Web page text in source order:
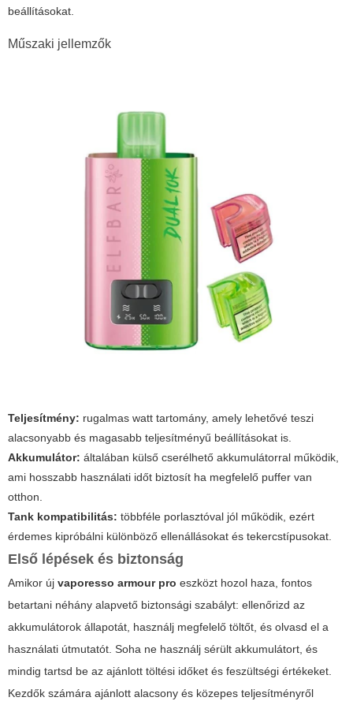
beállításokat.
Műszaki jellemzők
Teljesítmény: rugalmas watt tartomány, amely lehetővé teszi
alacsonyabb és magasabb teljesítményű beállításokat is.
Akkumulátor: általában külső cserélhető akkumulátorral működik,
ami hosszabb használati időt biztosít ha megfelelő puffer van
otthon.
Tank kompatibilitás: többféle porlasztóval jól működik, ezért
érdemes kipróbálni különböző ellenállásokat és tekercstípusokat.
Első lépések és biztonság
Amikor új vaporesso armour pro eszközt hozol haza, fontos
betartani néhány alapvető biztonsági szabályt: ellenőrizd az
akkumulátorok állapotát, használj megfelelő töltőt, és olvasd el a
használati útmutatót. Soha ne használj sérült akkumulátort, és
mindig tartsd be az ajánlott töltési időket és feszültségi értékeket.
Kezdők számára ajánlott alacsony és közepes teljesítményről